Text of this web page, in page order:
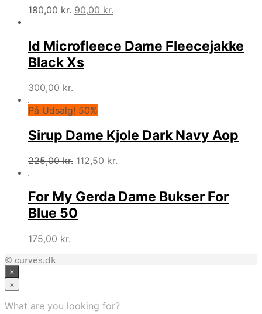
180,00kr. Den
var:
180,00 kr..
90,00 kr.
er:
90,00 kr..
Id Microfleece Dame Fleecejakke
Black Xs
300,00 kr.
På Udsalg! 50%
Sirup Dame Kjole Dark Navy Aop
225,00kr. Den
var:
225,00 kr..
112,50 kr.
er:
112,50 kr..
For My Gerda Dame Bukser For
Blue 50
175,00 kr.
© curves.dk
×
×
What are you looking for?